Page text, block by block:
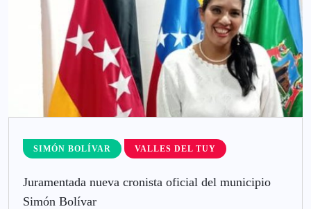
SIMÓN BOLÍVAR VALLES DEL TUY
Juramentada nueva cronista oficial del municipio
Simón Bolívar